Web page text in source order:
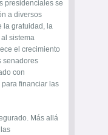
presidenciales se
a diversos
la gratuidad, la
sistema
el crecimiento
senadores
con
financiar las
Más allá